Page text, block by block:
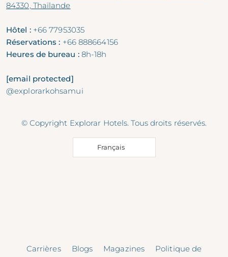
84330, Thaïlande
Hôtel : +66 77953035
Réservations : +66 888664156
Heures de bureau :8h-18h
[email protected]
@explorarkohsamui
© Copyright Explorar Hotels. Tous droits réservés.
Français
Carrières Blogs Magazines Politique de